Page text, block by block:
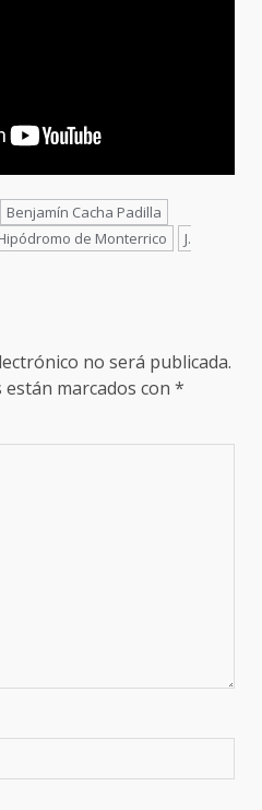
Benjamín Cacha Padilla
de Monterrico
J.
no será publicada.
marcados con *